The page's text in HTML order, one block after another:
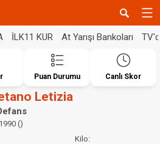
İLK11 KUR At Yarışı Bankoları
Puan Durumu Canlı Skor
Letizia
()
Kilo: